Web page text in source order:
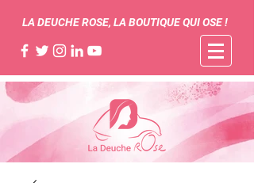
LA DEUCHE ROSE, LA BOUTIQUE QUI OSE !